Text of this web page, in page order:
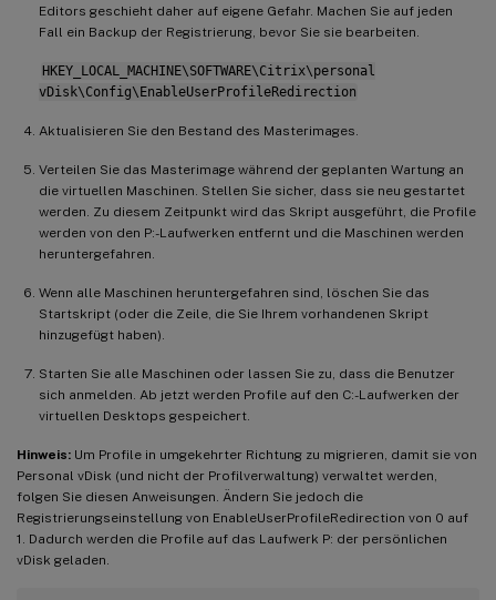
Editors geschieht daher auf eigene Gefahr. Machen Sie auf jeden
Fall ein Backup der Registrierung, bevor Sie sie bearbeiten.
HKEY_LOCAL_MACHINE\SOFTWARE\Citrix\personal
vDisk\Config\EnableUserProfileRedirection
Aktualisieren Sie den Bestand des Masterimages.
Verteilen Sie das Masterimage während der geplanten Wartung an
die virtuellen Maschinen. Stellen Sie sicher, dass sie neu gestartet
werden. Zu diesem Zeitpunkt wird das Skript ausgeführt, die Profile
werden von den P:-Laufwerken entfernt und die Maschinen werden
heruntergefahren.
Wenn alle Maschinen heruntergefahren sind, löschen Sie das
Startskript (oder die Zeile, die Sie Ihrem vorhandenen Skript
hinzugefügt haben).
Starten Sie alle Maschinen oder lassen Sie zu, dass die Benutzer
sich anmelden. Ab jetzt werden Profile auf den C:-Laufwerken der
virtuellen Desktops gespeichert.
Hinweis: Um Profile in umgekehrter Richtung zu migrieren, damit sie von
Personal vDisk (und nicht der Profilverwaltung) verwaltet werden,
folgen Sie diesen Anweisungen. Ändern Sie jedoch die
Registrierungseinstellung von EnableUserProfileRedirection von 0 auf
1. Dadurch werden die Profile auf das Laufwerk P: der persönlichen
vDisk geladen.